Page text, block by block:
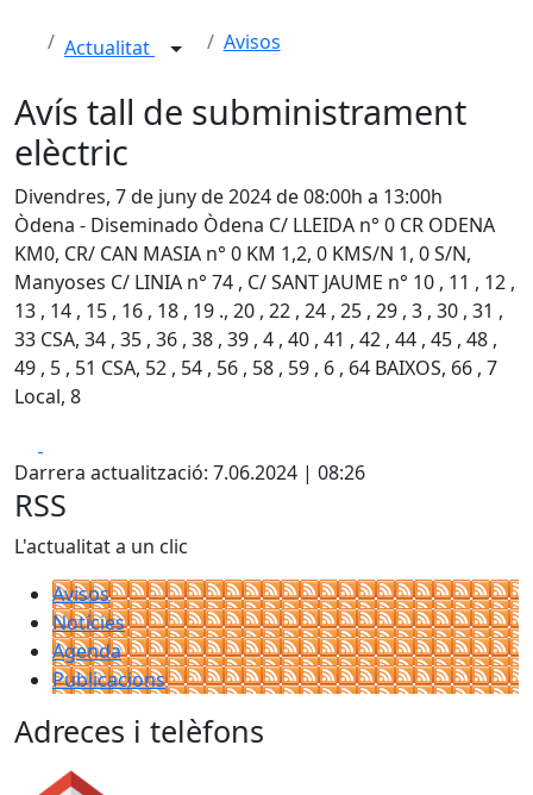
Actualitat Avisos
Avís tall de subministrament
elèctric
Divendres, 7 de juny de 2024 de 08:00h a 13:00h
Òdena - Diseminado Òdena C/ LLEIDA n° 0 CR ODENA
KM0, CR/ CAN MASIA n° 0 KM 1,2, 0 KMS/N 1, 0 S/N,
Manyoses C/ LINIA n° 74 , C/ SANT JAUME n° 10 , 11 , 12 ,
13 , 14 , 15 , 16 , 18 , 19 ., 20 , 22 , 24 , 25 , 29 , 3 , 30 , 31 ,
33 CSA, 34 , 35 , 36 , 38 , 39 , 4 , 40 , 41 , 42 , 44 , 45 , 48 ,
49 , 5 , 51 CSA, 52 , 54 , 56 , 58 , 59 , 6 , 64 BAIXOS, 66 , 7
Local, 8
Darrera actualització: 7.06.2024 | 08:26
RSS
L'actualitat a un clic
Avisos
Notícies
Agenda
Publicacions
Adreces i telèfons